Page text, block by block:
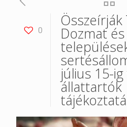
0
Összeírják
Dozmat
július 15-
állattartók